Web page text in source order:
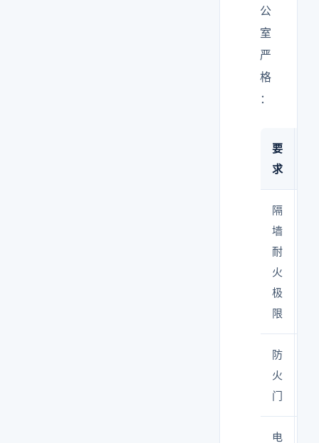
公
室
严
格
：
要
求
隔
墙
耐
火
极
限
防
火
门
电